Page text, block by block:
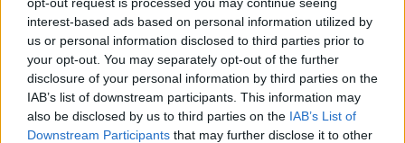
interest-based ads based on personal information utilized by
us or personal information disclosed to third parties prior to
your opt-out. You may separately opt-out of the further
disclosure of your personal information by third parties on the
IAB’s list of downstream participants. This information may
also be disclosed by us to third parties on the IAB’s List of
Downstream Participants that may further disclose it to other
φορά σε κάθε ημίχρονο απέναντι στην
Αλκμάαρ (βασικοί ξανά οι Παυλίδης,
Χατζηδιάκος) και χαμογέλασε νικώντας 2-0.
Ο Μουρίγιο στο 22' έδωσε το προβάδισμα
και στο 70' ο Ασιμέρου με εξαιρετικό σουτ
διαμόρφωσε το τελικό σκορ.